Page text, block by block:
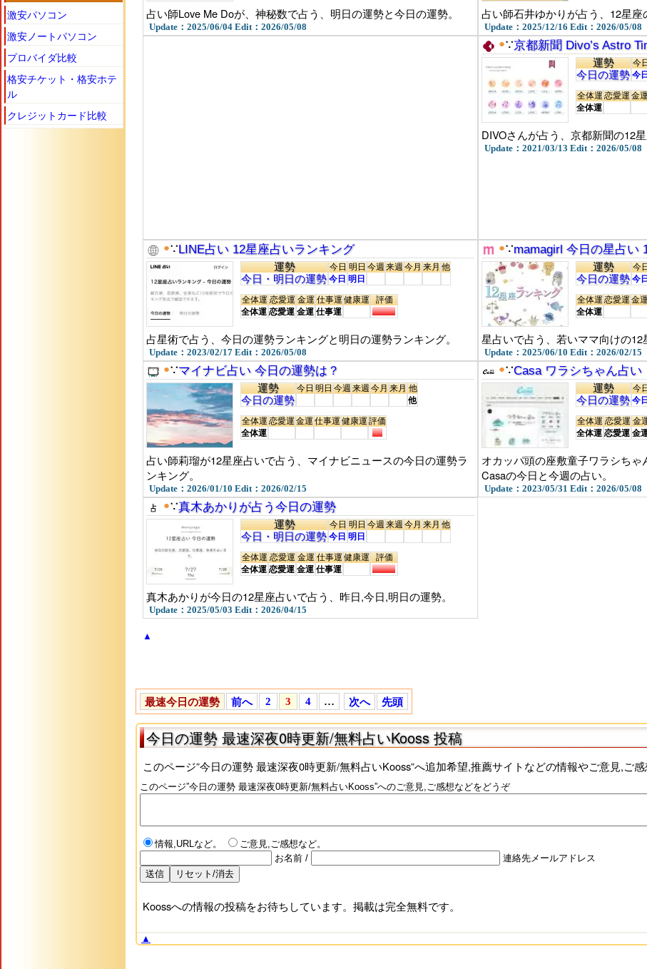
占い師Love Me Doが、神秘数で占う、明日の運勢と今日の運勢。
Update：2025/06/04 Edit：2026/05/08
占い師石井ゆかりが占う、12星座
Update：2025/12/16 Edit：2026/05/08
●∵京都新聞 Divo’s Astro
運勢
今日の運勢
今
今日
全体運
全体運
恋愛運金
DIVOさんが占う、京都新聞の12
Update：2021/03/13 Edit：2026/05/08
●∵ LINE占い 12星座占いランキング
運勢
今日・明日の運勢
今日
今日
明日
明日
今週来週今月来月他
全体運
全体運
恋愛運
恋愛運
金運
金運
仕事運
仕事運
健康運 評価
占星術で占う、今日の運勢ランキングと明日の運勢ランキング。
Update：2023/02/17 Edit：2026/05/08
●∵mamagirl 今日の星占い
運勢
今日の運勢
今
今日
全体運
全体運
恋愛運金
星占いで占う、若いママ向けの12
Update：2025/06/10 Edit：2026/02/15
●∵マイナビ占い 今日の運勢は？
運勢
今日の運勢
今日明日今週来週今月来月他
他
全体運
全体運
恋愛運金運仕事運健康運評価
占い師莉瑠が12星座占いで占う、マイナビニュースの今日の運勢ラ
ンキング。
Update：2026/01/10 Edit：2026/02/15
●∵Casa ワラシちゃん占い
運勢
今日の運勢
今
今日
全体運
全体運
恋愛運
恋愛運
金
金
オカッパ頭の座敷童子ワラシち
Casaの今日と今週の占い。
Update：2023/05/31 Edit：2026/05/08
●∵真木あかりが占う今日の運勢
運勢
今日・明日の運勢
今日
今日
明日
明日
今週来週今月来月他
全体運
全体運
恋愛運
恋愛運
金運
金運
仕事運
仕事運
健康運 評価
真木あかりが今日の12星座占いで占う、昨日,今日,明日の運勢。
Update：2025/05/03 Edit：2026/04/15
▲
最速今日の運勢 前へ 2 3 4 … 次へ 先頭
今日の運勢 最速深夜0時更新/無料占いKooss 投稿
このページ”今日の運勢 最速深夜0時更新/無料占いKooss”へ追加希望,推薦サイトなどの情報やご意見,ご感
このページ”今日の運勢 最速深夜0時更新/無料占いKooss”へのご意見,ご感想などをどうぞ
情報,URLなど。
ご意見,ご感想など。
お名前 / 連絡先メールアドレス
Koossへの情報の投稿をお待ちしています。掲載は完全無料です。
▲
激安パソコン
激安ノートパソコン
プロバイダ比較
格安チケット・格安ホテ
ル
クレジットカード比較